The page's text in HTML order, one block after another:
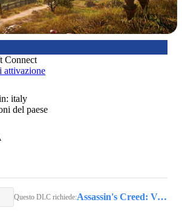
Connect
attivazione
italy
del paese
Questo DLC richiede: Assassin's Creed: Valhalla | Standard Edition (PC) - Ubisoft Connect Key - EUROPE